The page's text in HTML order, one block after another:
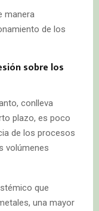
manera
de los
sobre los
conlleva
plazo, es poco
de los procesos
volúmenes
que
una mayor